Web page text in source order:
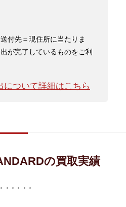
付先＝現住所に当たりま
が完了しているものをご利
について詳細はこちら
の買取実績